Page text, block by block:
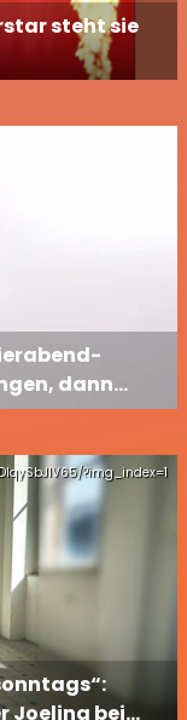
steht sie
dann
?img_index=1
Joelina bei